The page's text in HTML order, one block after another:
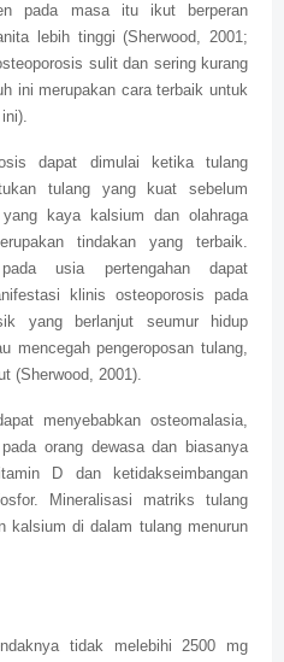
pada masa itu ikut berperan
lebih tinggi (Sherwood, 2001;
sulit dan sering kurang
ini merupakan cara terbaik untuk
dapat dimulai ketika tulang
tulang yang kuat sebelum
kaya kalsium dan olahraga
tindakan yang terbaik.
usia pertengahan dapat
klinis osteoporosis pada
yang berlanjut seumur hidup
mencegah pengeroposan tulang,
(Sherwood, 2001).
menyebabkan osteomalasia,
orang dewasa dan biasanya
D dan ketidakseimbangan
Mineralisasi matriks tulang
kalsium di dalam tulang menurun
tidak melebihi 2500 mg